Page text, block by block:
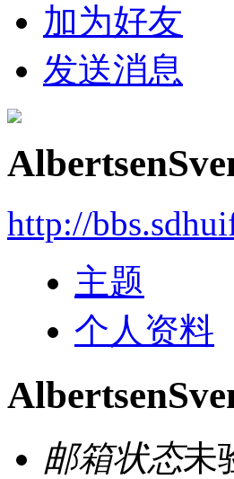
加为好友
发送消息
http://
主题
个人资料
邮箱状态未